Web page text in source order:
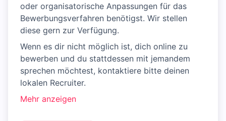
oder organisatorische Anpassungen für das
Bewerbungsverfahren benötigst. Wir stellen
diese gern zur Verfügung.
Wenn es dir nicht möglich ist, dich online zu
bewerben und du stattdessen mit jemandem
sprechen möchtest, kontaktiere bitte deinen
lokalen Recruiter.
Mehr anzeigen